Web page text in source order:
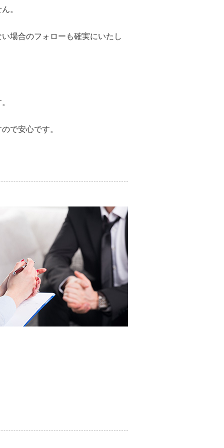
。
場合のフォローも確実にいたし
で安心です。